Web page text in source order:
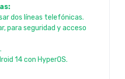
dos líneas telefónicas.
para seguridad y acceso
14 con HyperOS.